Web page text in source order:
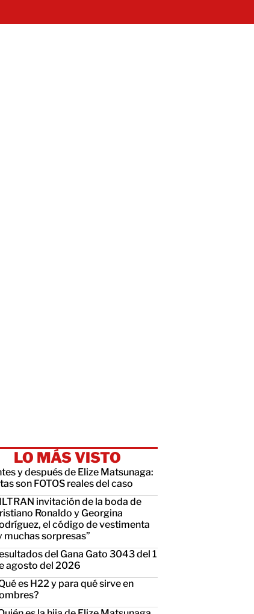
LO MÁS VISTO
y después de Elize Matsunaga:
son FOTOS reales del caso
invitación de la boda de
Ronaldo y Georgina
el código de vestimenta
muchas sorpresas”
del Gana Gato 3043 del 1
agosto del 2026
es H22 y para qué sirve en